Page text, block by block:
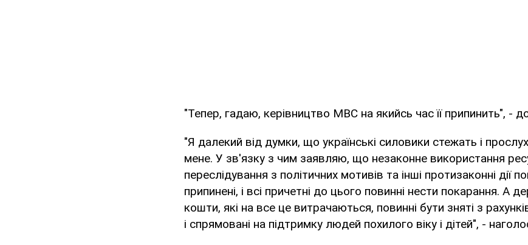
"Тепер, гадаю, керівництво МВС на якийсь час її припинить", -
"Я далекий від думки, що українські силовики стежать і
мене. У зв'язку з чим заявляю, що незаконне використання
переслідування з політичних мотивів та інші протизаконні дії
припинені, і всі причетні до цього повинні нести покарання. А
кошти, які на все це витрачаються, повинні бути зняті з
і спрямовані на підтримку людей похилого віку і дітей", -